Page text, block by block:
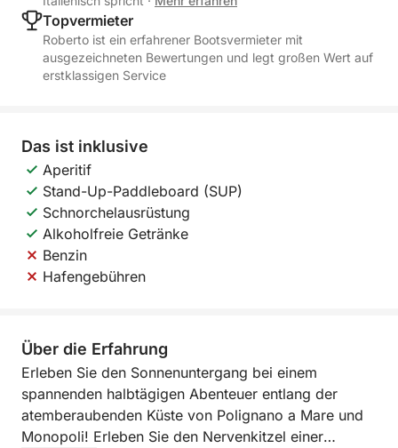
Topvermieter
Roberto ist ein erfahrener Bootsvermieter mit
ausgezeichneten Bewertungen und legt großen Wert auf
erstklassigen Service
Das ist inklusive
Aperitif
Stand-Up-Paddleboard (SUP)
Schnorchelausrüstung
Alkoholfreie Getränke
Benzin
Hafengebühren
Über die Erfahrung
Erleben Sie den Sonnenuntergang bei einem
spannenden halbtägigen Abenteuer entlang der
atemberaubenden Küste von Polignano a Mare und
Monopoli! Erleben Sie den Nervenkitzel einer